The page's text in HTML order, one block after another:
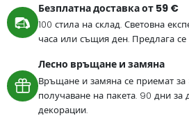
Безплатна доставка от 59 €
100 стила на склад. Световна
часа или същия ден. Предлага се
Лесно връщане и замяна
Връщане и замяна се приемат за
получаване на пакета. 90 дни за
декорации.